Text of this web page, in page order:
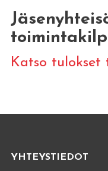
Katso tulokset
YHTEYSTIEDOT